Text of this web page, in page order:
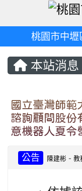
桃園市中
本站消息
國立臺灣師範
諮詢顧問股份
意機器人夏令
公告 陳建彬 -教